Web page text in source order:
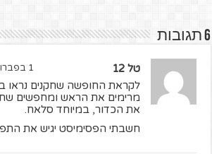
6 תגובות
טל 12 1 בפברואר 2020 at 10:04 pm
לקראת החופשה שחקנים נראו
מרימים את הראש ומחפשים
את הכדור, במיוחד סלאח.
חשבתי הפסימיסט יגיש את